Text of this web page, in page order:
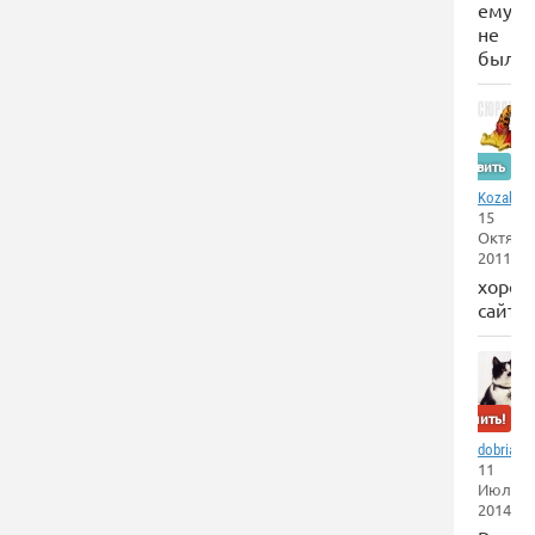
ему
не
Оставить
Kozakov
15
2011
сайт.
Забанить!
11
Июля
2014